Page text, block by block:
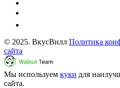
© 2025. ВкусВилл Политика
сайта
Мы используем куки для
сайта.